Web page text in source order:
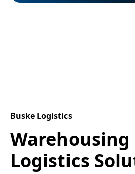
Buske Logistics
Warehousing
Logistics